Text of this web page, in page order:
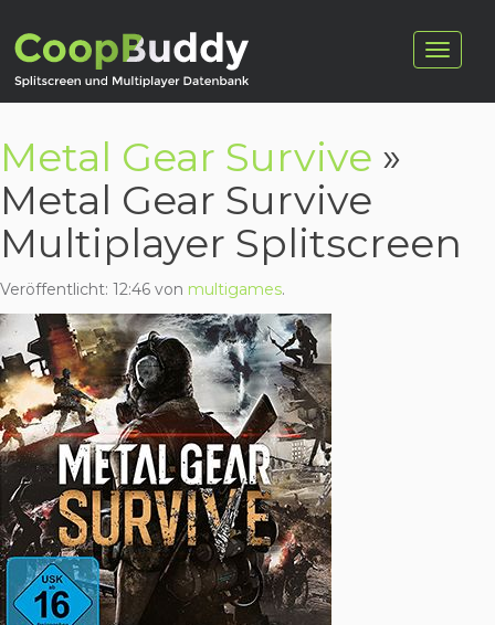
Metal Gear Survive »
Metal Gear Survive
Multiplayer Splitscreen
Veröffentlicht: 12:46 von multigames.